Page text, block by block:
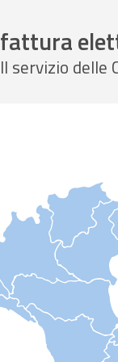
fattura
Il servizio delle